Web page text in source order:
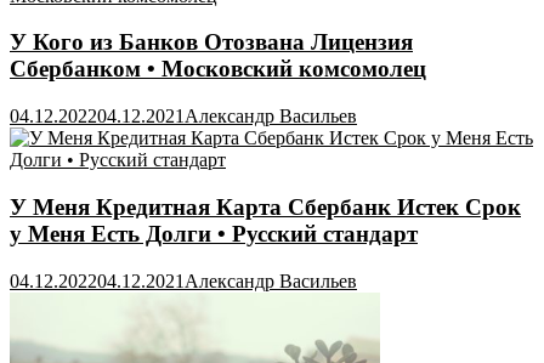
У Кого из Банков Отозвана Лицензия
Сбербанком • Московский комсомолец
04.12.202204.12.2021 Александр Васильев
У Меня Кредитная Карта Сбербанк Истек Срок
у Меня Есть Долги • Русский стандарт
04.12.202204.12.2021 Александр Васильев